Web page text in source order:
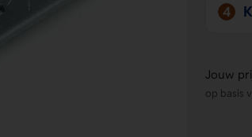
4
Jouw
op basis